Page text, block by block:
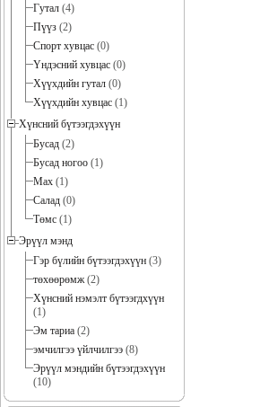
Гутал (4)
Пүүз (2)
Спорт хувцас (0)
Үндэсний хувцас (0)
Хүүхдийн гутал (0)
Хүүхдийн хувцас (1)
Хүнсний бүтээгдэхүүн
Бусад (2)
Бусад ногоо (1)
Мах (1)
Салад (0)
Төмс (1)
Эрүүл мэнд
Гэр бүлийн бүтээгдэхүүн (3)
төхөөрөмж(2)
Хүнсний нэмэлт бүтээгдхүүн
(1)
Эм тариа (2)
эмчилгээ үйлчилгээ (8)
Эрүүл мэндийн бүтээгдэхүүн
(10)